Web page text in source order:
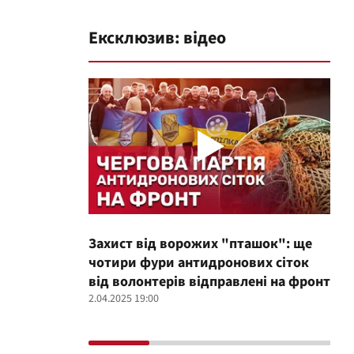
Ексклюзив: відео
Захист від ворожих "пташок": ще
чотири фури антидронових сіток
від волонтерів відправлені на фронт
2.04.2025 19:00